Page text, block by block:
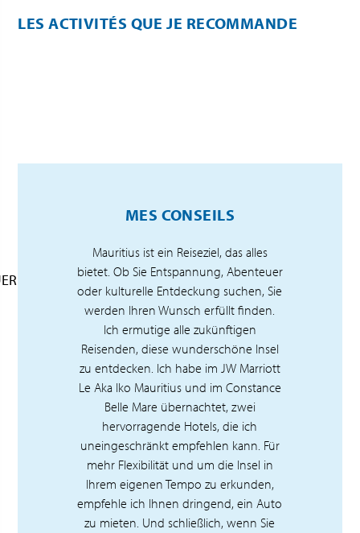
LES ACTIVITÉS QUE JE RECOMMANDE
MES CONSEILS
Mauritius ist ein Reiseziel, das alles
bietet. Ob Sie Entspannung, Abenteuer
oder kulturelle Entdeckung suchen, Sie
werden Ihren Wunsch erfüllt finden.
Ich ermutige alle zukünftigen
Reisenden, diese wunderschöne Insel
zu entdecken. Ich habe im JW Marriott
Le Aka Iko Mauritius und im Constance
Belle Mare übernachtet, zwei
hervorragende Hotels, die ich
uneingeschränkt empfehlen kann. Für
mehr Flexibilität und um die Insel in
Ihrem eigenen Tempo zu erkunden,
empfehle ich Ihnen dringend, ein Auto
zu mieten. Und schließlich, wenn Sie